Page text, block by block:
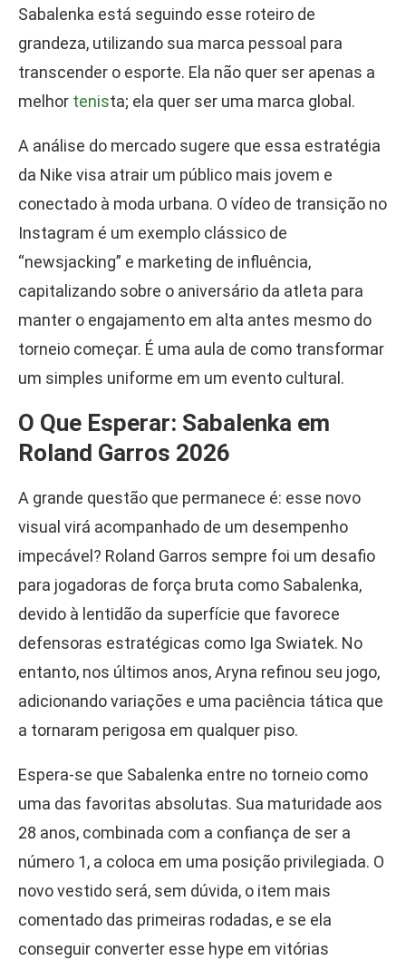
Sabalenka está seguindo esse roteiro de
grandeza, utilizando sua marca pessoal para
transcender o esporte. Ela não quer ser apenas a
melhor tenista; ela quer ser uma marca global.
A análise do mercado sugere que essa estratégia
da Nike visa atrair um público mais jovem e
conectado à moda urbana. O vídeo de transição no
Instagram é um exemplo clássico de
“newsjacking” e marketing de influência,
capitalizando sobre o aniversário da atleta para
manter o engajamento em alta antes mesmo do
torneio começar. É uma aula de como transformar
um simples uniforme em um evento cultural.
O Que Esperar: Sabalenka em
Roland Garros 2026
A grande questão que permanece é: esse novo
visual virá acompanhado de um desempenho
impecável? Roland Garros sempre foi um desafio
para jogadoras de força bruta como Sabalenka,
devido à lentidão da superfície que favorece
defensoras estratégicas como Iga Swiatek. No
entanto, nos últimos anos, Aryna refinou seu jogo,
adicionando variações e uma paciência tática que
a tornaram perigosa em qualquer piso.
Espera-se que Sabalenka entre no torneio como
uma das favoritas absolutas. Sua maturidade aos
28 anos, combinada com a confiança de ser a
número 1, a coloca em uma posição privilegiada. O
novo vestido será, sem dúvida, o item mais
comentado das primeiras rodadas, e se ela
conseguir converter esse hype em vitórias